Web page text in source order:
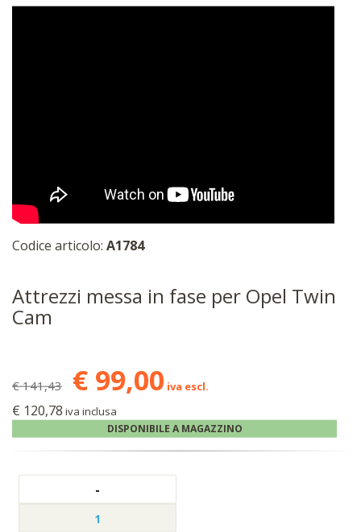
Codice articolo: A1784
Attrezzi messa in fase per Opel Twin
Cam
€ 141,43 € 99,00 iva escl.
€ 120,78 iva inclusa
DISPONIBILE A MAGAZZINO